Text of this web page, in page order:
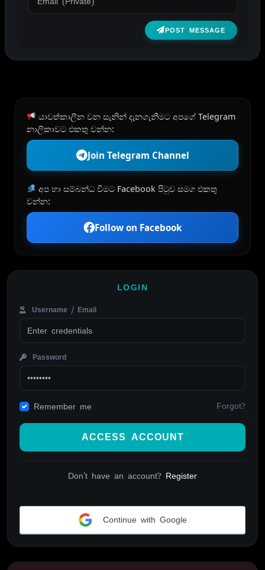
POST MESSAGE
යාවත්කාලීන වන සැනින් දැනගැනීමට අපගේ Telegram
නාලිකාවට එකතු වන්න:
Join Telegram Channel
අප හා සම්බන්ධ වීමට Facebook පිටුව සමග එකතු
වන්න:
Follow on Facebook
LOGIN
Username / Email
Password
Remember me Forgot?
ACCESS ACCOUNT
Don't have an account? Register
Continue with Google